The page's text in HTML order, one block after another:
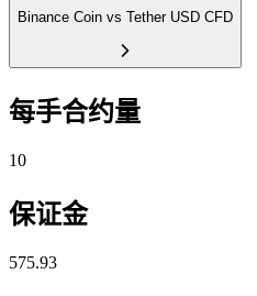
Binance Coin vs Tether USD CFD
每手合约量
10
保证金
575.93